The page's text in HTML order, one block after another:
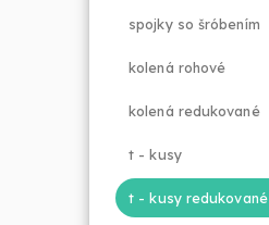
spojky so šróbením
kolená rohové
kolená redukované
t - kusy
t - kusy redukované